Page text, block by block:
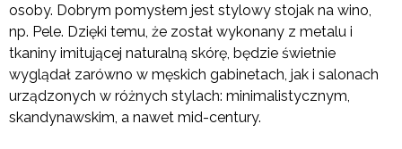
osoby. Dobrym pomysłem jest stylowy stojak na wino,
np. Pele. Dzięki temu, że został wykonany z metalu i
tkaniny imitującej naturalną skórę, będzie świetnie
wyglądał zarówno w męskich gabinetach, jak i salonach
urządzonych w różnych stylach: minimalistycznym,
skandynawskim, a nawet mid-century.